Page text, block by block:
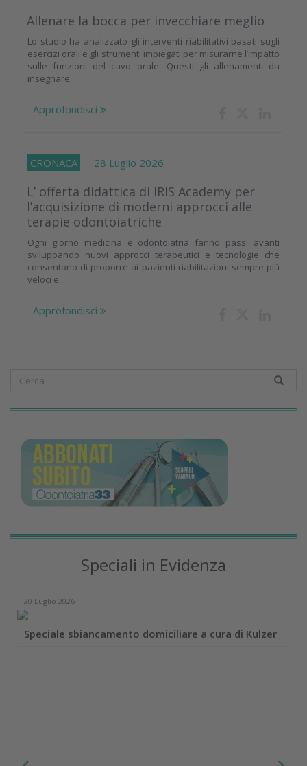
Allenare la bocca per invecchiare meglio
Lo studio ha analizzato gli interventi riabilitativi basati sugli
esercizi orali e gli strumenti impiegati per misurarne l’impatto
sulle funzioni del cavo orale. Questi gli allenamenti da
insegnare...
Approfondisci
CRONACA 28 Luglio 2026
L’ offerta didattica di IRIS Academy per
l’acquisizione di moderni approcci alle
terapie odontoiatriche
Ogni giorno medicina e odontoiatria fanno passi avanti
sviluppando nuovi approcci terapeutici e tecnologie che
consentono di proporre ai pazienti riabilitazioni sempre più
veloci e...
Approfondisci
Speciali in Evidenza
20 Luglio 2026
Speciale sbiancamento domiciliare a cura di Kulzer